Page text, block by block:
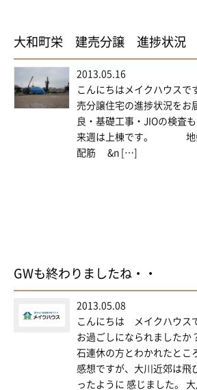
大和町栄 建売分譲 進捗状
2013.05.16
こんにちはメイクハウスで
売分譲住宅の進捗状況をお
良・基礎工事・JIOの検査
来週は上棟です。
配筋 &n […]
GWも終わりましたね・・
2013.05.08
こんにちは メイクハウス
お過ごしになられましたか
石連休の方とわかれたとこ
感想ですが、大川近郊は飛
ったように 感じました。